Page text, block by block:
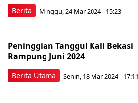
Berita Minggu, 24 Mar 2024 - 15:23
Berita Utama
Peninggian Tanggul Kali Bekasi
Rampung Juni 2024
Senin, 18 Mar 2024 - 17:11